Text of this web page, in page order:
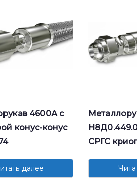
4600А с
конус-конус
далее
СРГС